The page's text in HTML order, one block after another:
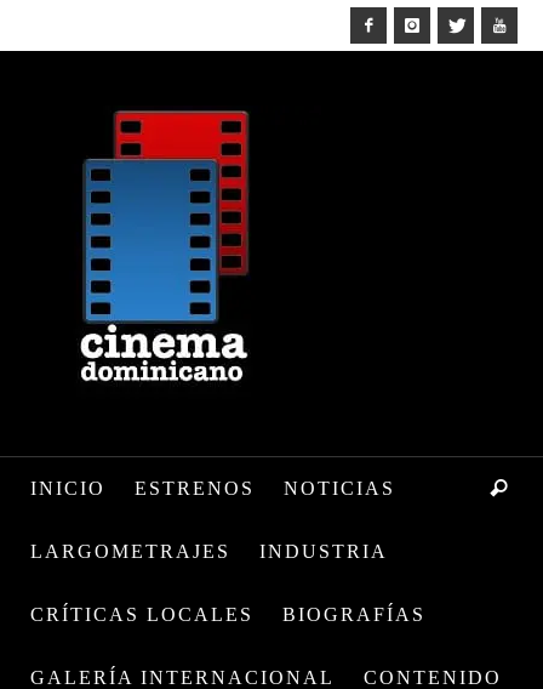
INICIO ESTRENOS NOTICIAS
LARGOMETRAJES INDUSTRIA
CRÍTICAS LOCALES BIOGRAFÍAS
GALERÍA INTERNACIONAL CONTENIDO